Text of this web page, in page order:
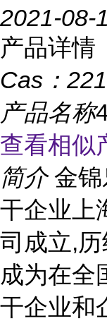
2021-08-
产品详情
Cas：
产品名称
查看相似
简介 金
干企业上
司成立,
成为在全
干企业和